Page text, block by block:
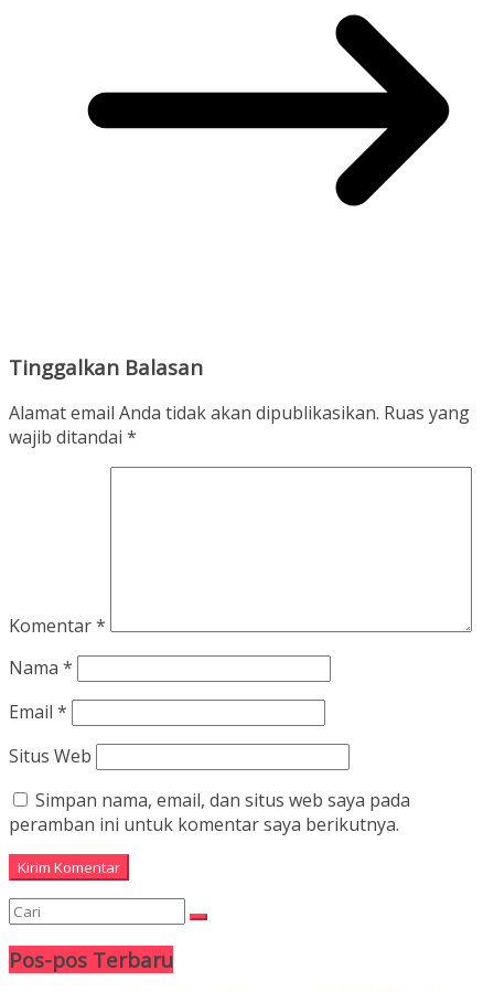
Tinggalkan Balasan
Alamat email Anda tidak akan dipublikasikan. Ruas yang
wajib ditandai *
Komentar*
Nama *
Email *
Situs Web
Simpan nama, email, dan situs web saya pada
peramban ini untuk komentar saya berikutnya.
Pos-pos Terbaru